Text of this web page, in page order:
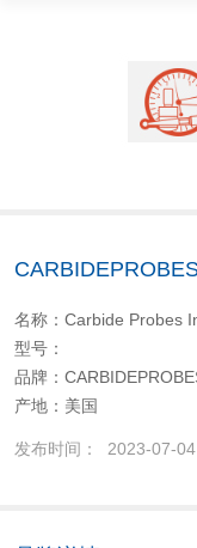
名称：Carbide Probes
型号：
品牌：
产地：美国
发布时间： 2023-07-04